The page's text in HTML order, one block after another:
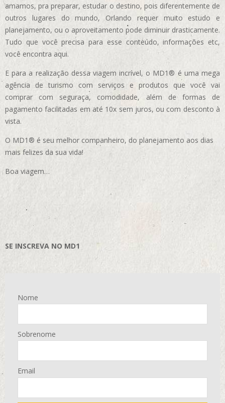
amamos, pra preparar, estudar o destino, pois diferentemente de
outros lugares do mundo, Orlando requer muito estudo e
planejamento, ou o aproveitamento pode diminuir drasticamente.
Tudo que você precisa para esse conteúdo, informações etc,
você encontra aqui.
E para a realização dessa viagem incrível, o MD1® é uma mega
agência de turismo com serviços e produtos que você vai
comprar com seguraça, comodidade, além de formas de
pagamento facilitadas em até 10x sem juros, ou com desconto à
vista.
O MD1® é seu melhor companheiro, do planejamento aos dias
mais felizes da sua vida!
Boa viagem…
SE INSCREVA NO MD1
Nome
Sobrenome
Email